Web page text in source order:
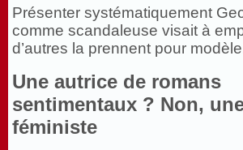
Présenter systématiquement
comme scandaleuse visait à
d’autres la prennent pour
Une autrice de romans
sentimentaux ? Non,
féministe